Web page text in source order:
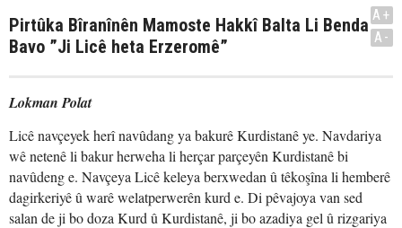
Pirtûka Bîranînên Mamoste Hakkî Balta Li Benda
Bavo ”Ji Licê heta Erzeromê”
A+
A-
Lokman Polat
Licê navçeyek herî navûdang ya bakurê Kurdistanê ye. Navdariya
wê netenê li bakur herweha li herçar parçeyên Kurdistanê bi
navûdeng e. Navçeya Licê keleya berxwedan û têkoşîna li hemberê
dagirkeriyê û warê welatperwerên kurd e. Di pêvajoya van sed
salan de ji bo doza Kurd û Kurdistanê, ji bo azadiya gel û rizgariya